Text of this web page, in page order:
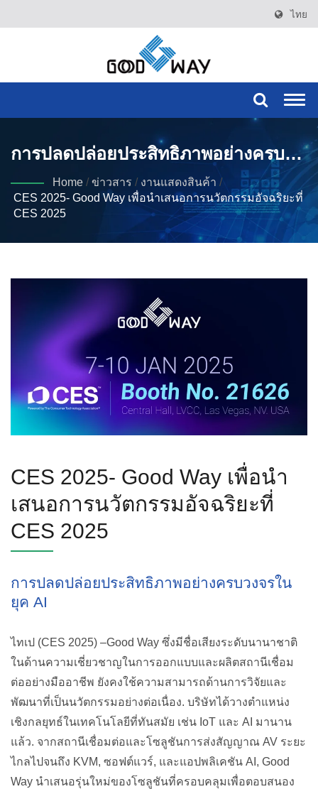
ไทย
การปลดปล่อยประสิทธิภาพอย่างครบ
วงจรในยุค AI
Home / ข่าวสาร / งานแสดงสินค้า /
CES 2025- Good Way เพื่อนำเสนอการนวัตกรรมอัจฉริยะที่
CES 2025
CES 2025- Good Way เพื่อนำ
เสนอการนวัตกรรมอัจฉริยะที่
CES 2025
การปลดปล่อยประสิทธิภาพอย่างครบวงจรใน
ยุค AI
ไทเป (CES 2025) –Good Way ซึ่งมีชื่อเสียงระดับนานาชาติ
ในด้านความเชี่ยวชาญในการออกแบบและผลิตสถานีเชื่อม
ต่ออย่างมืออาชีพ ยังคงใช้ความสามารถด้านการวิจัยและ
พัฒนาที่เป็นนวัตกรรมอย่างต่อเนื่อง. บริษัทได้วางตำแหน่ง
เชิงกลยุทธ์ในเทคโนโลยีที่ทันสมัย เช่น IoT และ AI มานาน
แล้ว. จากสถานีเชื่อมต่อและโซลูชันการส่งสัญญาณ AV ระยะ
ไกลไปจนถึง KVM, ซอฟต์แวร์, และแอปพลิเคชัน AI, Good
Way นำเสนอรุ่นใหม่ของโซลูชันที่ครอบคลุมเพื่อตอบสนอง